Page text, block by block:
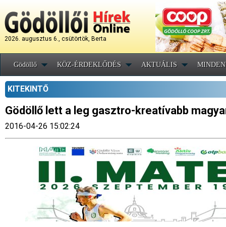
2026. augusztus 6., csütörtök, Berta
Gödöllő KÖZ-ÉRDEKLŐDÉS AKTUÁLIS
KITEKINTŐ
Gödöllő lett a leg gasztro-kreatívabb
2016-04-26 15:02:24